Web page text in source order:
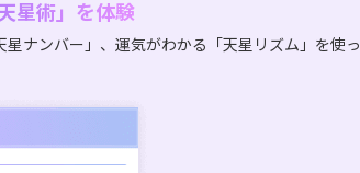
星術」を体験
ナンバー」、運気がわかる「天星リズム」を使っ